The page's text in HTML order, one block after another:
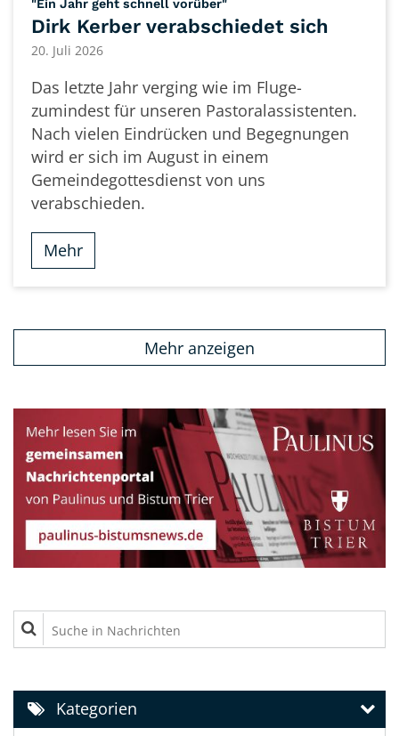
"Ein Jahr geht schnell vorüber":
Dirk Kerber verabschiedet sich
20. Juli 2026
Das letzte Jahr verging wie im Fluge-
zumindest für unseren Pastoralassistenten.
Nach vielen Eindrücken und Begegnungen
wird er sich im August in einem
Gemeindegottesdienst von uns
verabschieden.
Mehr
Mehr anzeigen
Suche in Nachrichten
Kategorien